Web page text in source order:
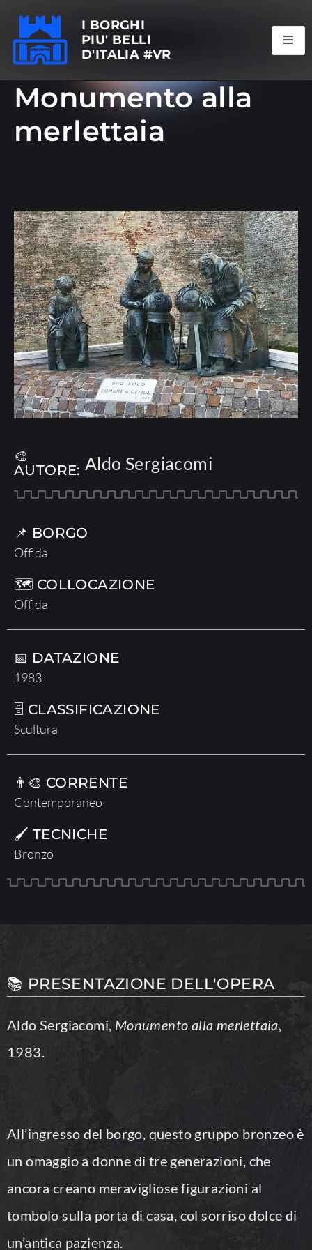
I BORGHI
PIU' BELLI
D'ITALIA #VR
Monumento alla
merlettaia
🎨
AUTORE: Aldo Sergiacomi
📌 BORGO
Offida
🗺 COLLOCAZIONE
Offida
📅 DATAZIONE
1983
🗄 CLASSIFICAZIONE
Scultura
👨‍🎨 CORRENTE
Contemporaneo
🖌 TECNICHE
Bronzo
📚 PRESENTAZIONE DELL'OPERA
Aldo Sergiacomi, Monumento alla merlettaia,
1983.
All’ingresso del borgo, questo gruppo bronzeo è
un omaggio a donne di tre generazioni, che
ancora creano meravigliose figurazioni al
tombolo sulla porta di casa, col sorriso dolce di
un’antica pazienza.